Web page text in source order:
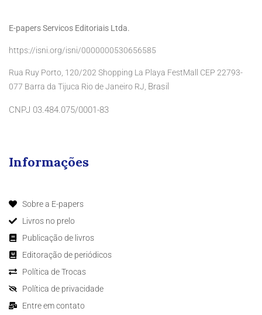
E-papers Servicos Editoriais Ltda.
https://isni.org/isni/0000000530656585
Rua Ruy Porto, 120/202 Shopping La Playa FestMall CEP 22793-
077 Barra da Tijuca Rio de Janeiro RJ, Brasil
CNPJ 03.484.075/0001-83
Informações
Sobre a E-papers
Livros no prelo
Publicação de livros
Editoração de periódicos
Política de Trocas
Política de privacidade
Entre em contato